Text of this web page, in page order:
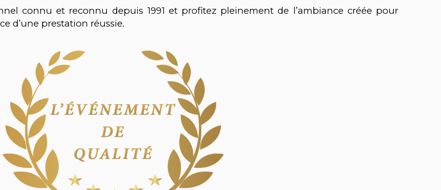
connu et reconnu depuis 1991 et profitez pleinement de l’ambiance créée pour
d’une prestation réussie.